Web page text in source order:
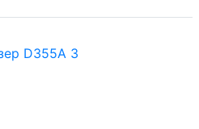
D355A 3